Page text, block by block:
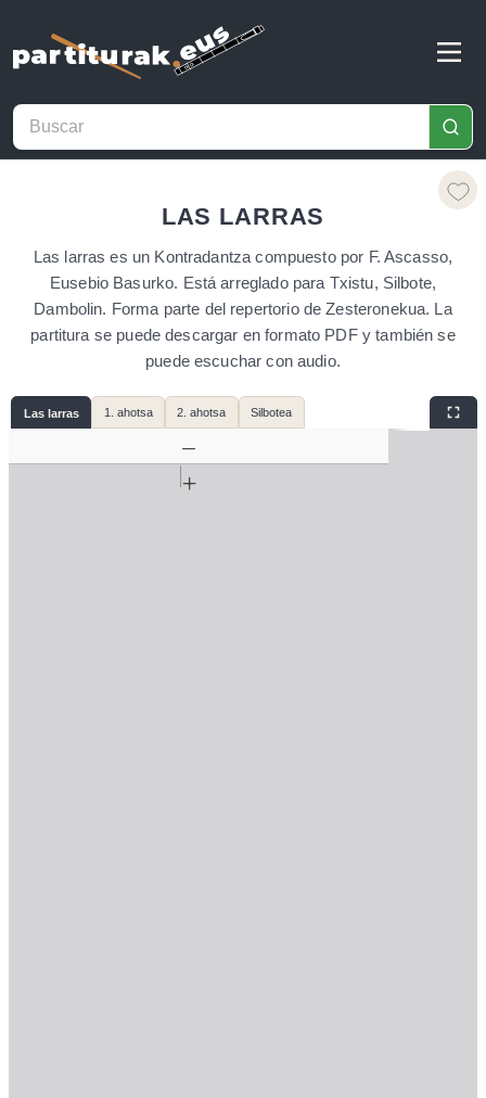
LAS LARRAS
Las larras es un Kontradantza compuesto por F. Ascasso,
Eusebio Basurko. Está arreglado para Txistu, Silbote,
Dambolin. Forma parte del repertorio de Zesteronekua. La
partitura se puede descargar en formato PDF y también se
puede escuchar con audio.
Las larras 1. ahotsa 2. ahotsa Silbotea